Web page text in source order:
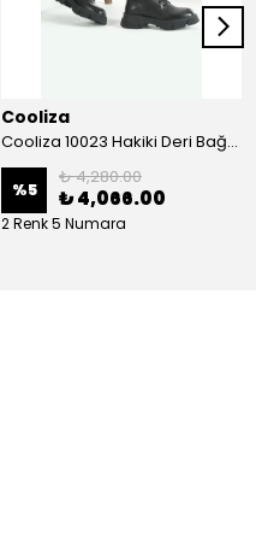
Cooliza
Cooliza 10023 Hakiki Deri Bağcıklı ve Fermuarlı Rahat Kadın Bot Ayakkabı - Siyah
%5
₺ 4,280.00
₺ 4,066.00
2 Renk 5 Numara